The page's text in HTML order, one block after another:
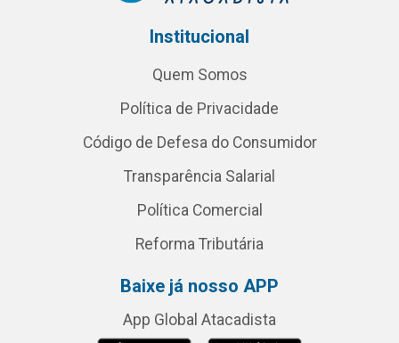
Institucional
Quem Somos
Política de Privacidade
Código de Defesa do Consumidor
Transparência Salarial
Política Comercial
Reforma Tributária
Baixe já nosso APP
App Global Atacadista